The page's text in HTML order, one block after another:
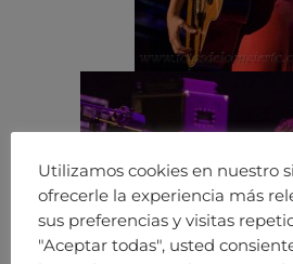
Utilizamos cookies en nuestro
ofrecerle la experiencia más
sus preferencias y visitas
"Aceptar todas", usted